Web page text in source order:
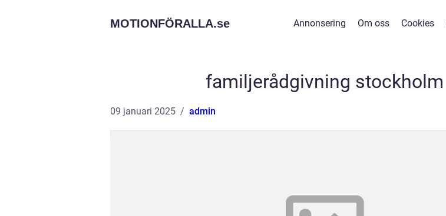
MOTIONFÖRALLA.se Annonsering Om oss Cookies
familjerådgivning stockholm
09 januari 2025 admin